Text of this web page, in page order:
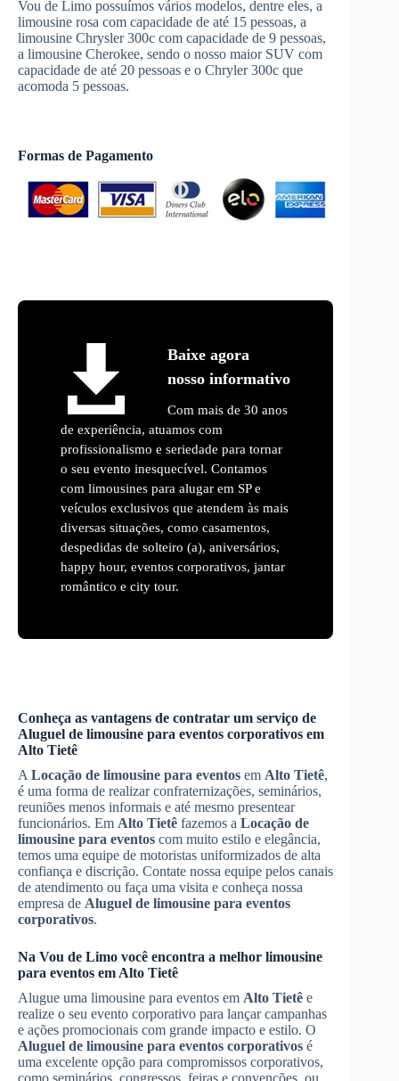
Vou de Limo possuímos vários modelos, dentre eles, a
limousine rosa com capacidade de até 15 pessoas, a
limousine Chrysler 300c com capacidade de 9 pessoas,
a limousine Cherokee, sendo o nosso maior SUV com
capacidade de até 20 pessoas e o Chryler 300c que
acomoda 5 pessoas.
Formas de Pagamento
Baixe agora
nosso informativo
Com mais de 30 anos
de experiência, atuamos com
profissionalismo e seriedade para tornar
o seu evento inesquecível. Contamos
com limousines para alugar em SP e
veículos exclusivos que atendem às mais
diversas situações, como casamentos,
despedidas de solteiro (a), aniversários,
happy hour, eventos corporativos, jantar
romântico e city tour.
Conheça as vantagens de contratar um serviço de
Aluguel de limousine para eventos corporativos em
Alto Tietê
A Locação de limousine para eventos em Alto Tietê,
é uma forma de realizar confraternizações, seminários,
reuniões menos informais e até mesmo presentear
funcionários. Em Alto Tietê fazemos a Locação de
limousine para eventos com muito estilo e elegância,
temos uma equipe de motoristas uniformizados de alta
confiança e discrição. Contate nossa equipe pelos canais
de atendimento ou faça uma visita e conheça nossa
empresa de Aluguel de limousine para eventos
corporativos.
Na Vou de Limo você encontra a melhor limousine
para eventos em Alto Tietê
Alugue uma limousine para eventos em Alto Tietê e
realize o seu evento corporativo para lançar campanhas
e ações promocionais com grande impacto e estilo. O
Aluguel de limousine para eventos corporativos é
uma excelente opção para compromissos corporativos,
como seminários, congressos, feiras e convenções, ou